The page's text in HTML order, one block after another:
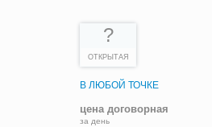
?
ОТКРЫТАЯ
В ЛЮБОЙ ТОЧКЕ
цена договорная
за день